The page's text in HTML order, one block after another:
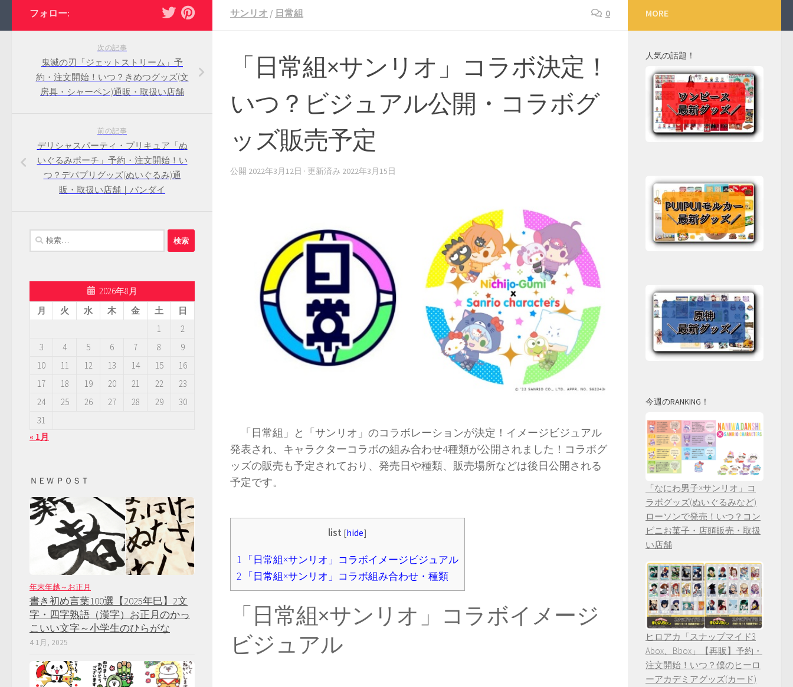
サンリオ / 日常組 0
「日常組×サンリオ」コラボ決定！
いつ？ビジュアル公開・コラボグ
ッズ販売予定
公開 2022年3月12日 · 更新済み 2022年3月15日
「日常組」と「サンリオ」のコラボレーションが決定！イメージビジュアル
発表され、キャラクターコラボの組み合わせ4種類が公開されました！コラボグ
ッズの販売も予定されており、発売日や種類、販売場所などは後日公開される
予定です。
list [hide]
1 「日常組×サンリオ」コラボイメージビジュアル
2 「日常組×サンリオ」コラボ組み合わせ・種類
「日常組×サンリオ」コラボイメージ
ビジュアル
フォロー:
次の記事
鬼滅の刃「ジェットストリーム」予
約・注文開始！いつ？きめつグッズ(文
房具・シャーペン)通販・取扱い店舗
前の記事
デリシャスパーティ・プリキュア「ぬ
いぐるみポーチ」予約・注文開始！い
つ？デパプリグッズ(ぬいぐるみ)通
販・取扱い店舗｜バンダイ
検
索:
2026年8月
月
火 水 木 金 土
日
1
2
3
4 5 6 7 8
9
10
11 12 13 14 15
16
17
18 19 20 21 22
23
24
25 26 27 28 29
30
31
« 1月
ＮＥＷ ＰＯＳＴ
年末年越～お正月
書き初め言葉100選【2025年巳】2文
字・四字熟語（漢字）お正月のかっ
こいい文字～小学生のひらがな
4 1月, 2025
MORE
人気の話題！
今週のRANKING！
「なにわ男子×サンリオ」コ
ラボグッズ(ぬいぐるみなど)
ローソンで発売！いつ？コン
ビニお菓子・店頭販売・取扱
い店舗
ヒロアカ「スナップマイド3
Abox、Bbox」【再販】予約・
注文開始！いつ？僕のヒーロ
ーアカデミアグッズ(カード)